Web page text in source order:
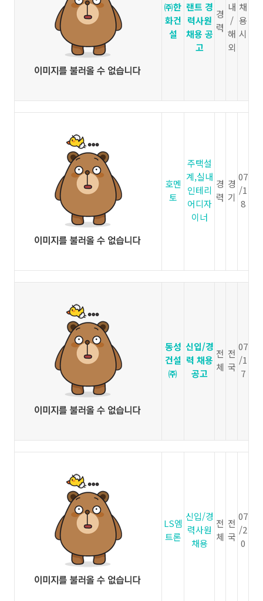
㈜한
화건
설
랜트 경
력사원
채용 공
고
경
력
내
/
해
외
채
용
시
호멘
토
주택설
계,실내
인테리
어디자
이너
경
력
경
기
07
/1
8
동성
건설
㈜
신입/경
력 채용
공고
전
체
전
국
07
/1
7
LS엠
트론
신입/경
력사원
채용
전
체
전
국
07
/2
0